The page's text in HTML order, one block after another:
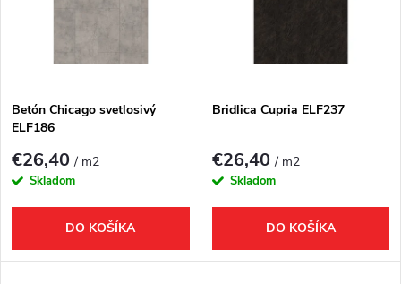
e
p
r
o
s
p
r
Betón Chicago svetlosivý
ELF186
€26,40/ m2
Skladom
DO KOŠÍKA
Bridlica Cupria ELF237
€26,40/ m2
Skladom
DO KOŠÍKA